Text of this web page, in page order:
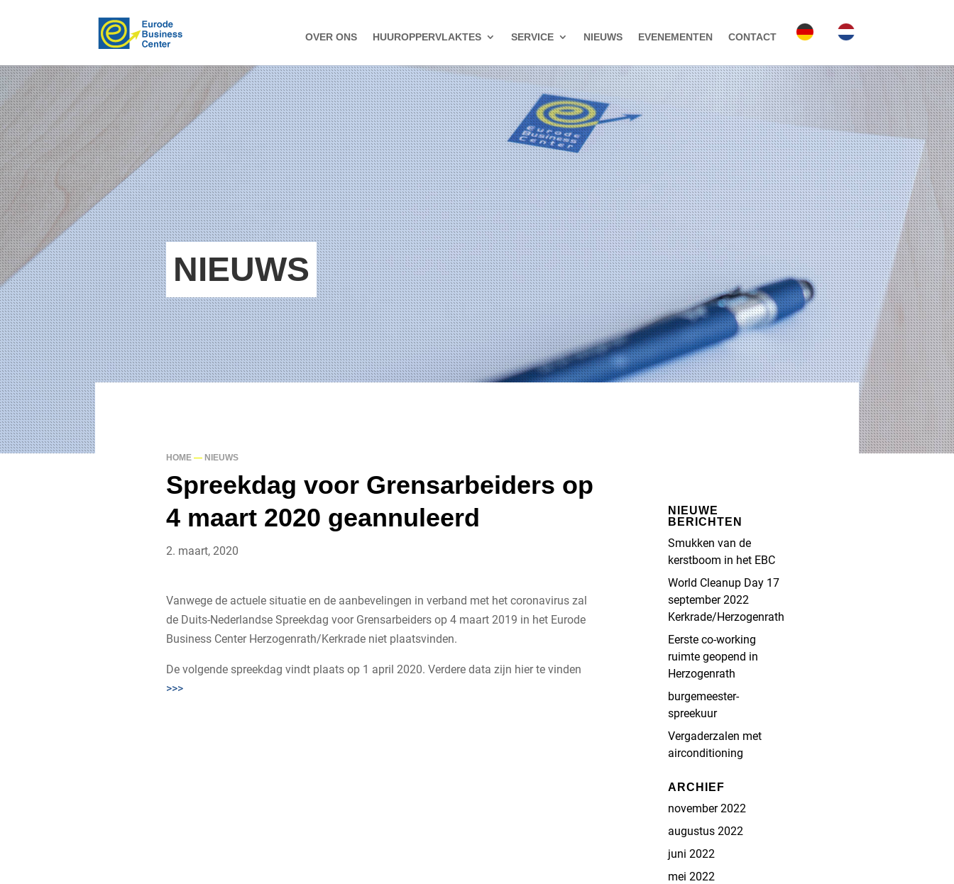
OVER ONS HUUROPPERVLAKTES SERVICE NIEUWS EVENEMENTEN CONTACT
NIEUWS
HOME— NIEUWS
Spreekdag voor Grensarbeiders op
4 maart 2020 geannuleerd
2. maart, 2020
Vanwege de actuele situatie en de aanbevelingen in verband met het coronavirus zal
de Duits-Nederlandse Spreekdag voor Grensarbeiders op 4 maart 2019 in het Eurode
Business Center Herzogenrath/Kerkrade niet plaatsvinden.
De volgende spreekdag vindt plaats op 1 april 2020. Verdere data zijn hier te vinden
>>>
NIEUWE
BERICHTEN
Smukken van de
kerstboom in het EBC
World Cleanup Day 17
september 2022
Kerkrade/Herzogenrath
Eerste co-working
ruimte geopend in
Herzogenrath
burgemeester-
spreekuur
Vergaderzalen met
airconditioning
ARCHIEF
november 2022
augustus 2022
juni 2022
mei 2022